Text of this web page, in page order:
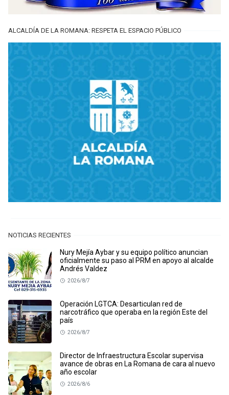
ALCALDÍA DE LA ROMANA: RESPETA EL ESPACIO PÚBLICO
NOTICIAS RECIENTES
Nury Mejía Aybar y su equipo político anuncian
oficialmente su paso al PRM en apoyo al alcalde
Andrés Valdez
2026/8/7
Operación LGTCA: Desarticulan red de
narcotráfico que operaba en la región Este del
país
2026/8/7
Director de Infraestructura Escolar supervisa
avance de obras en La Romana de cara al nuevo
año escolar
2026/8/6